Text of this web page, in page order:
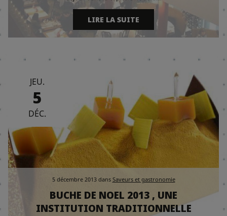
LIRE LA SUITE
JEU.
5
DÉC.
5 décembre 2013 dans Saveurs et gastronomie
BUCHE DE NOEL 2013 , UNE
INSTITUTION TRADITIONNELLE